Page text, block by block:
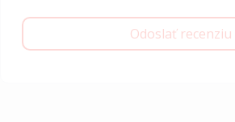
Odoslať recenziu